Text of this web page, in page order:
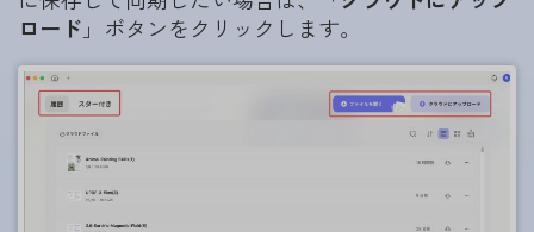
ロード 」ボタンをクリックします。